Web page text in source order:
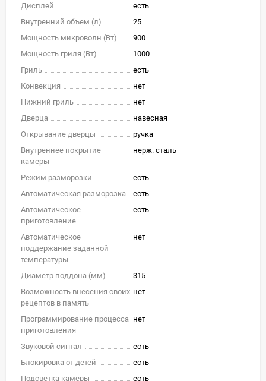
Дисплей
есть
Внутренний объем (л)
25
Мощность микроволн (Вт)
900
Мощность гриля (Вт)
1000
Гриль
есть
Конвекция
нет
Нижний гриль
нет
Дверца
навесная
Открывание дверцы
ручка
Внутреннее покрытие
камеры
нерж. сталь
Режим разморозки
есть
Автоматическая разморозка
есть
Автоматическое
приготовление
есть
Автоматическое
поддержание заданной
температуры
нет
Диаметр поддона (мм)
315
Возможность внесения своих
рецептов в память
нет
Программирование процесса
приготовления
нет
Звуковой сигнал
есть
Блокировка от детей
есть
Подсветка камеры
есть